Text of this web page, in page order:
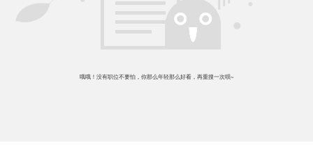
哦哦！没有职位不要怕，你那么年轻那么好看，再重搜一次呗~